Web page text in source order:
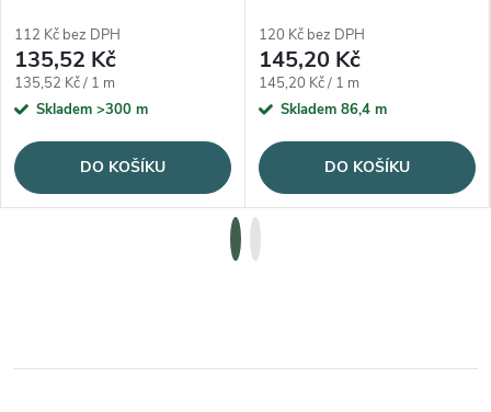
112 Kč bez DPH
135,52 Kč
Měrná cena:
135,52 Kč / 1 m
Skladem >300 m
DO KOŠÍKU
120 Kč bez DPH
145,20 Kč
Měrná cena:
145,20 Kč / 1 m
Skladem 86,4 m
DO KOŠÍKU